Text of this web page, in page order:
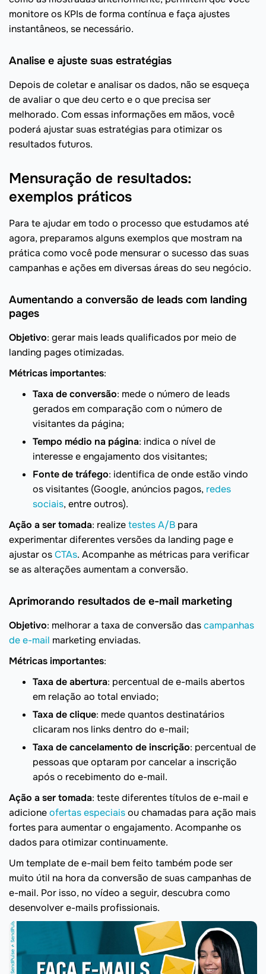
monitore os KPIs de forma contínua e faça ajustes
instantâneos, se necessário.
Analise e ajuste suas estratégias
Depois de coletar e analisar os dados, não se esqueça
de avaliar o que deu certo e o que precisa ser
melhorado. Com essas informações em mãos, você
poderá ajustar suas estratégias para otimizar os
resultados futuros.
Mensuração de resultados:
exemplos práticos
Para te ajudar em todo o processo que estudamos até
agora, preparamos alguns exemplos que mostram na
prática como você pode mensurar o sucesso das suas
campanhas e ações em diversas áreas do seu negócio.
Aumentando a conversão de leads com landing
pages
Objetivo: gerar mais leads qualificados por meio de
landing pages otimizadas.
Métricas importantes:
Taxa de conversão: mede o número de leads
gerados em comparação com o número de
visitantes da página;
Tempo médio na página: indica o nível de
interesse e engajamento dos visitantes;
Fonte de tráfego: identifica de onde estão vindo
os visitantes (Google, anúncios pagos, redes
sociais, entre outros).
Ação a ser tomada: realizetestes A/B para
experimentar diferentes versões da landing page e
ajustar osCTAs. Acompanhe as métricas para verificar
se as alterações aumentam a conversão.
Aprimorando resultados de e-mail marketing
Objetivo: melhorar a taxa de conversão dascampanhas
de e-mail marketing enviadas.
Métricas importantes:
Taxa de abertura: percentual de e-mails abertos
em relação ao total enviado;
Taxa de clique: mede quantos destinatários
clicaram nos links dentro do e-mail;
Taxa de cancelamento de inscrição: percentual de
pessoas que optaram por cancelar a inscrição
após o recebimento do e-mail.
Ação a ser tomada: teste diferentes títulos de e-mail e
adicioneofertas especiaisou chamadas para ação mais
fortes para aumentar o engajamento. Acompanhe os
dados para otimizar continuamente.
Um template de e-mail bem feito também pode ser
muito útil na hora da conversão de suas campanhas de
e-mail. Por isso, no vídeo a seguir, descubra como
desenvolver e-mails profissionais.